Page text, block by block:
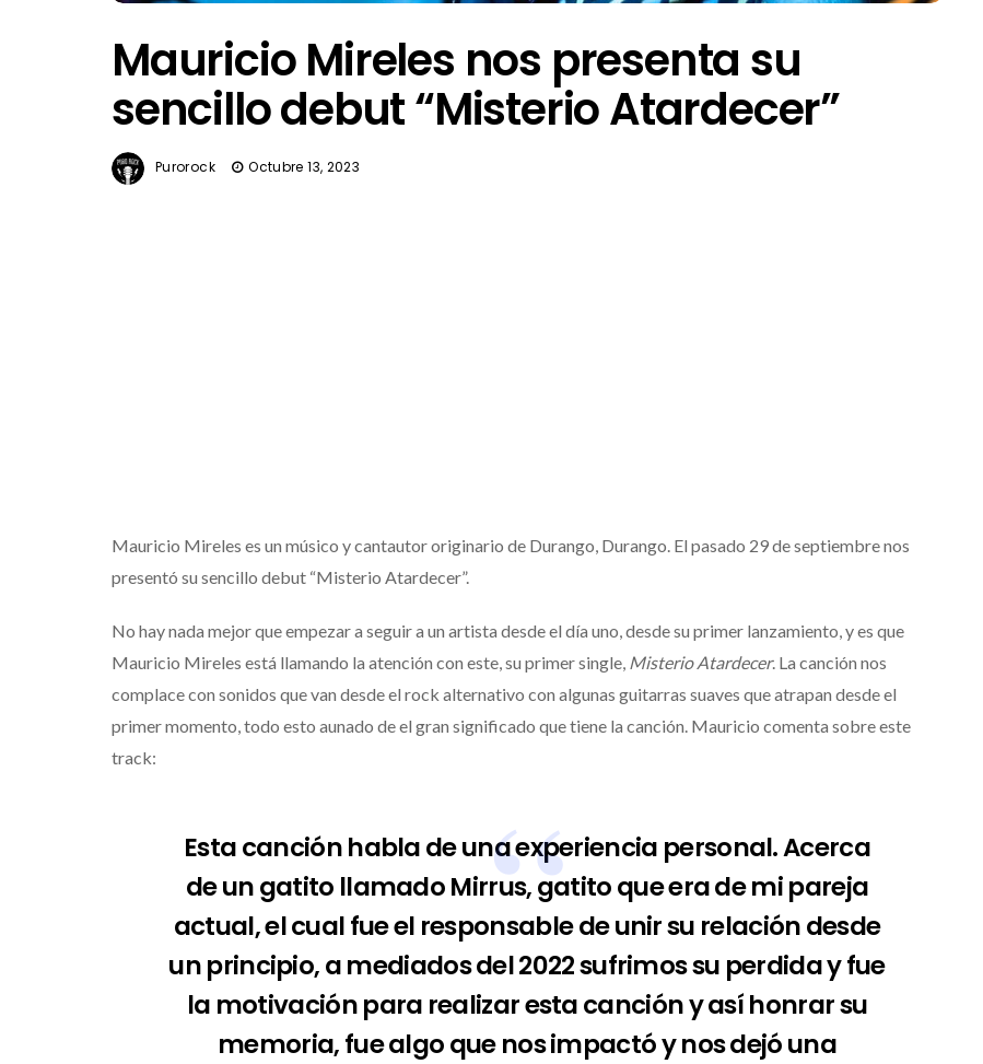
Mauricio Mireles nos presenta su
sencillo debut “Misterio Atardecer”
Purorock Octubre 13, 2023
Mauricio Mireles es un músico y cantautor originario de Durango, Durango. El pasado 29 de septiembre nos
presentó su sencillo debut “Misterio Atardecer”.
No hay nada mejor que empezar a seguir a un artista desde el día uno, desde su primer lanzamiento, y es que
Mauricio Mireles está llamando la atención con este, su primer single, Misterio Atardecer. La canción nos
complace con sonidos que van desde el rock alternativo con algunas guitarras suaves que atrapan desde el
primer momento, todo esto aunado de el gran significado que tiene la canción. Mauricio comenta sobre este
track:
Esta canción habla de una experiencia personal. Acerca
de un gatito llamado Mirrus, gatito que era de mi pareja
actual, el cual fue el responsable de unir su relación desde
un principio, a mediados del 2022 sufrimos su perdida y fue
la motivación para realizar esta canción y así honrar su
memoria, fue algo que nos impactó y nos dejó una